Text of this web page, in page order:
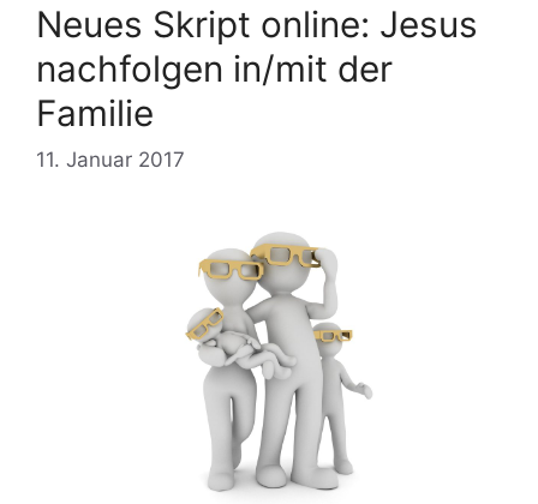
Neues Skript online: Jesus
nachfolgen in/mit der
Familie
11. Januar 2017